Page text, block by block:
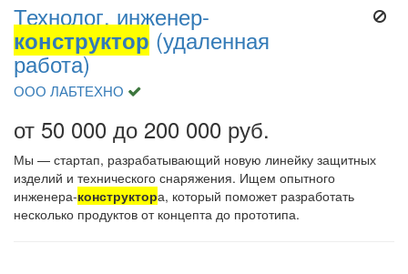
Технолог, инженер-
конструктор (удаленная
работа)
ООО ЛАБТЕХНО
от 50 000 до 200 000 руб.
Мы — стартап, разрабатывающий новую линейку защитных
изделий и технического снаряжения. Ищем опытного
инженера-конструктора, который поможет разработать
несколько продуктов от концепта до прототипа.